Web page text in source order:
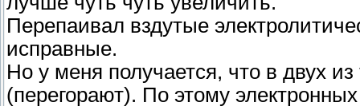
Перепаивал вздутые
исправные.
Но у меня получается, что в двух
(перегорают). По этому